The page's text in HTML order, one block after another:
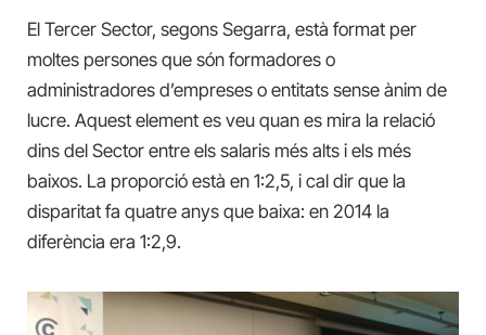
El Tercer Sector, segons Segarra, està format per
moltes persones que són formadores o
administradores d’empreses o entitats sense ànim de
lucre. Aquest element es veu quan es mira la relació
dins del Sector entre els salaris més alts i els més
baixos. La proporció està en 1:2,5, i cal dir que la
disparitat fa quatre anys que baixa: en 2014 la
diferència era 1:2,9.